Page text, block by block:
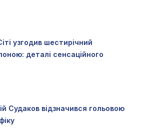
узгодив шестирічний
деталі сенсаційного
Судаков відзначився гольовою